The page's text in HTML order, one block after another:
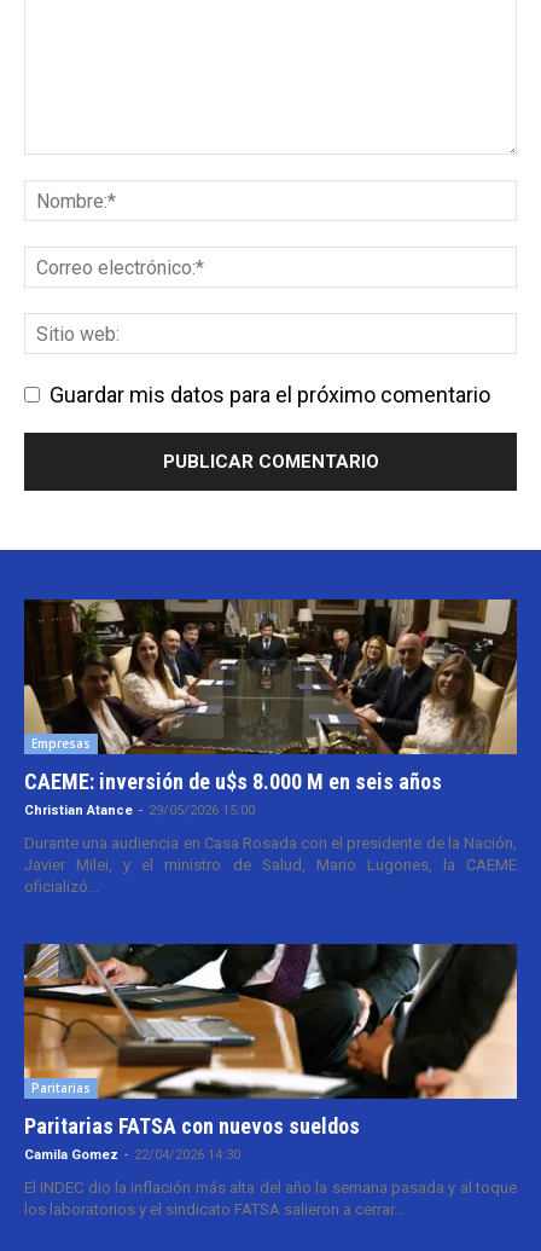
Guardar mis datos para el próximo comentario
Empresas
CAEME: inversión de u$s 8.000 M en seis años
Christian Atance - 29/05/2026 15:00
Durante una audiencia en Casa Rosada con el presidente de la Nación,
Javier Milei, y el ministro de Salud, Mario Lugones, la CAEME
oficializó...
Paritarias
Paritarias FATSA con nuevos sueldos
Camila Gomez - 22/04/2026 14:30
El INDEC dio la inflación más alta del año la semana pasada y al toque
los laboratorios y el sindicato FATSA salieron a cerrar...